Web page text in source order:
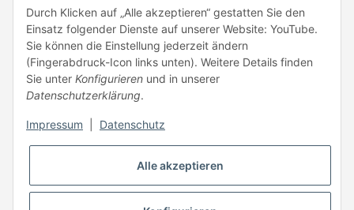
Raum A-123
Anton-Kux-Str.2
41460 Neuss
E-Mail: info @ megaphonic.de
Kundenservice
Mo - Fr 10:00 - 18:00
Mail: info @ megaphonic.de
Durch Klicken auf „Alle akzeptieren“ gestatten Sie den
Einsatz folgender Dienste auf unserer Website: YouTube.
Sie können die Einstellung jederzeit ändern
(Fingerabdruck-Icon links unten). Weitere Details finden
Sie unter Konfigurieren und in unserer
Datenschutzerklärung.
Impressum Datenschutz
Alle akzeptieren